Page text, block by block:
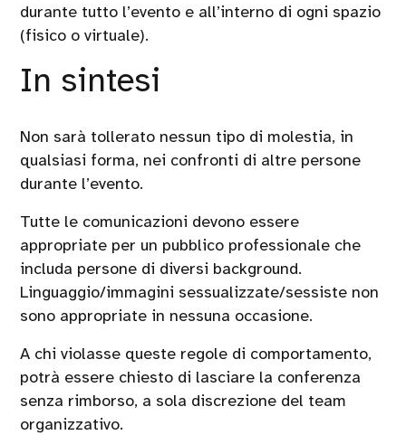
durante tutto l’evento e all’interno di ogni spazio
(fisico o virtuale).
In sintesi
Non sarà tollerato nessun tipo di molestia, in
qualsiasi forma, nei confronti di altre persone
durante l’evento.
Tutte le comunicazioni devono essere
appropriate per un pubblico professionale che
includa persone di diversi background.
Linguaggio/immagini sessualizzate/sessiste non
sono appropriate in nessuna occasione.
A chi violasse queste regole di comportamento,
potrà essere chiesto di lasciare la conferenza
senza rimborso, a sola discrezione del team
organizzativo.